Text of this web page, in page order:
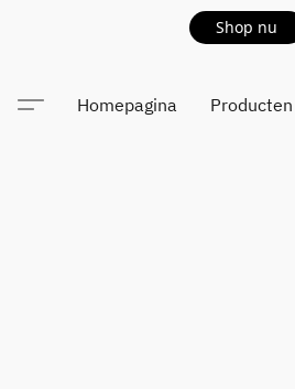
Shop nu
Homepagina Producten